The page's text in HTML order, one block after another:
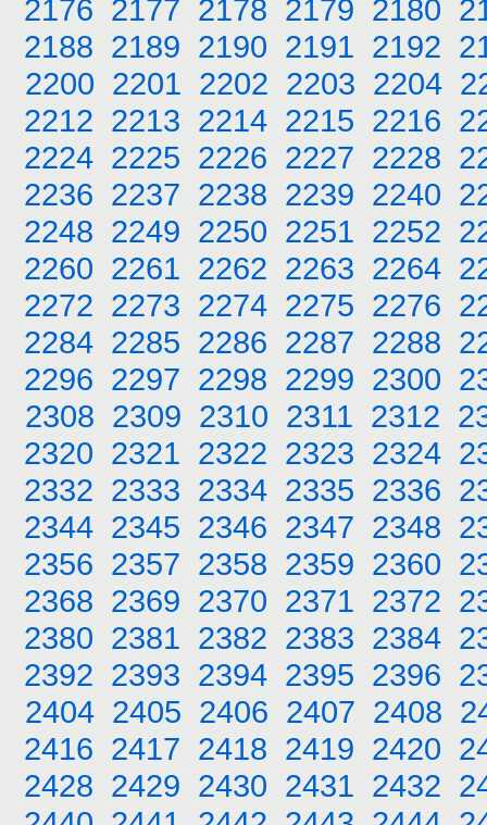
2176 2177 2178 2179 2180
2188 2189 2190 2191 2192
2200 2201 2202 2203 2204
2212 2213 2214 2215 2216
2224 2225 2226 2227 2228
2236 2237 2238 2239 2240
2248 2249 2250 2251 2252
2260 2261 2262 2263 2264
2272 2273 2274 2275 2276
2284 2285 2286 2287 2288
2296 2297 2298 2299 2300
2308 2309 2310 2311 2312
2320 2321 2322 2323 2324
2332 2333 2334 2335 2336
2344 2345 2346 2347 2348
2356 2357 2358 2359 2360
2368 2369 2370 2371 2372
2380 2381 2382 2383 2384
2392 2393 2394 2395 2396
2404 2405 2406 2407 2408
2416 2417 2418 2419 2420
2428 2429 2430 2431 2432